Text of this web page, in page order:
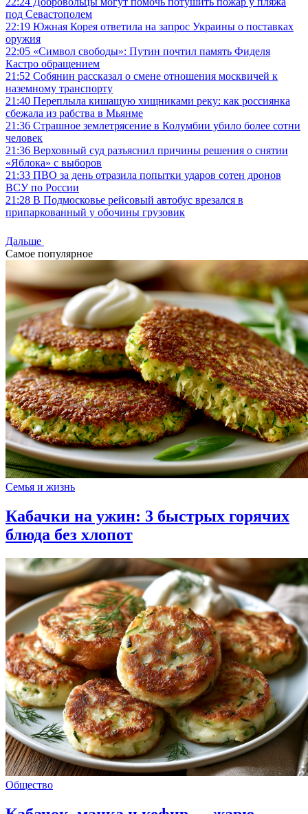
под Севастополем
22:19 Южная Корея ответила на запрос Украины о поставках
оружия
22:05 «Символ свободы»: Путин почтил память Фиделя
Кастро обращением
21:52 Собянин рассказал о смене отношения москвичей к
наземному транспорту
21:40 Переплыла кишащую хищниками реку: как россиянка
сбежала из рабства в Мьянме
21:36 Страшное землетрясение в Колумбии убило более сотни
человек
21:36 Верховный суд разъяснил причины решения о снятии
«Яблока» с выборов
21:33 ПВО за день отразила попытки ударов сотен дронов
ВСУ по России
21:28 В Подмосковье рейсовый автобус врезался в
припаркованный у обочины грузовик
Дальше
Самое популярное
Семья и жизнь
Кабачки на ужин: 3 быстрых горячих
блюда без хлопот
Общество